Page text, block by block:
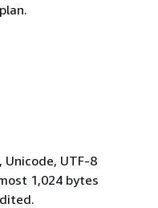
UTF-8
1,024 bytes